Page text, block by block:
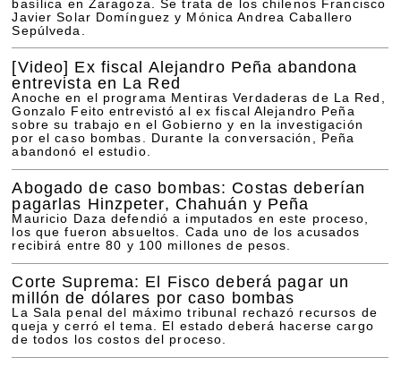
basílica en Zaragoza. Se trata de los chilenos Francisco
Javier Solar Domínguez y Mónica Andrea Caballero
Sepúlveda.
[Video] Ex fiscal Alejandro Peña abandona
entrevista en La Red
Anoche en el programa Mentiras Verdaderas de La Red,
Gonzalo Feito entrevistó al ex fiscal Alejandro Peña
sobre su trabajo en el Gobierno y en la investigación
por el caso bombas. Durante la conversación, Peña
abandonó el estudio.
Abogado de caso bombas: Costas deberían
pagarlas Hinzpeter, Chahuán y Peña
Mauricio Daza defendió a imputados en este proceso,
los que fueron absueltos. Cada uno de los acusados
recibirá entre 80 y 100 millones de pesos.
Corte Suprema: El Fisco deberá pagar un
millón de dólares por caso bombas
La Sala penal del máximo tribunal rechazó recursos de
queja y cerró el tema. El estado deberá hacerse cargo
de todos los costos del proceso.